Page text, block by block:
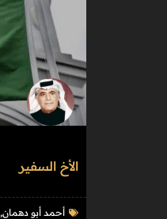
الأخ السفير
أحمد أبو دهمان,